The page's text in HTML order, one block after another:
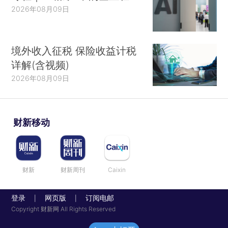
2026年08月09日
境外收入征税 保险收益计税
详解(含视频)
2026年08月09日
财新移动
财新 财新周刊 Caixin
登录 网页版 订阅电邮
Copyright 财新网 All Rights Reserved